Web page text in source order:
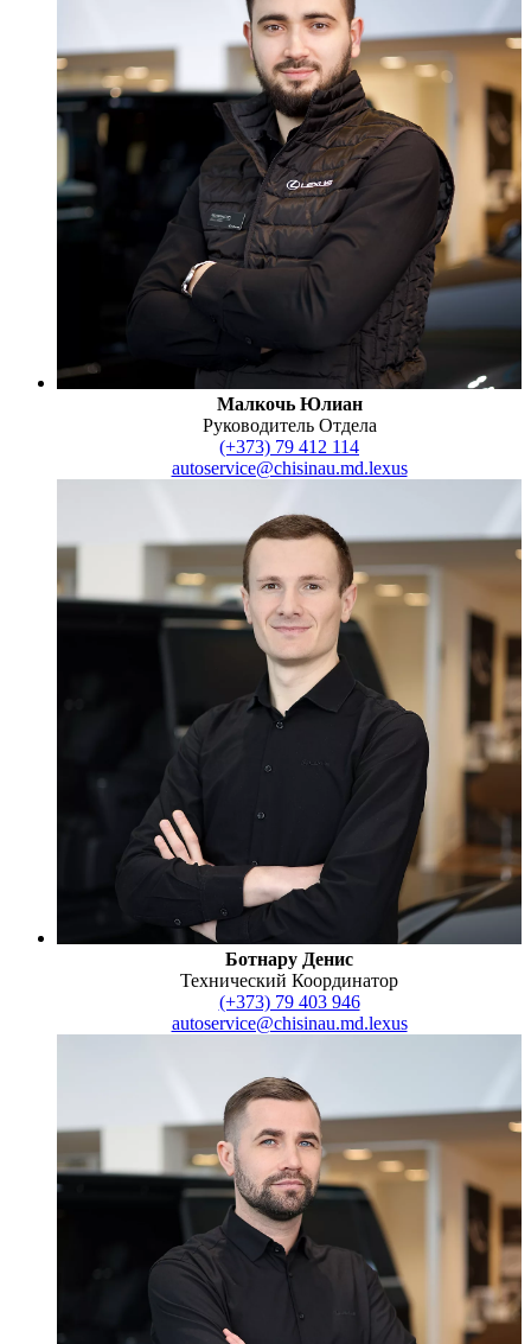
Малкочь Юлиан
Руководитель Отдела
(+373) 79 412 114
autoservice@chisinau.md.lexus
Ботнару Денис
Технический Координатор
(+373) 79 403 946
autoservice@chisinau.md.lexus